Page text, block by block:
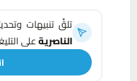
تلقَّ تنبيهات
الناصريةعلى